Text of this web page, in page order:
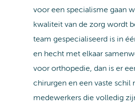
voor een specialisme gaan
kwaliteit van de zorg wordt
team gespecialiseerd is in
en hecht met elkaar
voor orthopedie, dan is er
chirurgen en een vaste schil
medewerkers die volledig